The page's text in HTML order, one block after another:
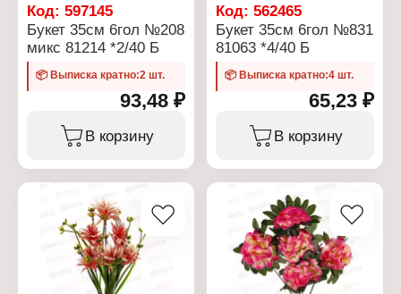
Код: 597145
Букет 35см 6гол №208
микс 81214 *2/40 Б
📦 Выписка кратно:2 шт.
93,48 ₽
В корзину
Код:562465
Букет 35см 6гол №831
81063 *4/40 Б
📦 Выписка кратно:4 шт.
65,23 ₽
В корзину